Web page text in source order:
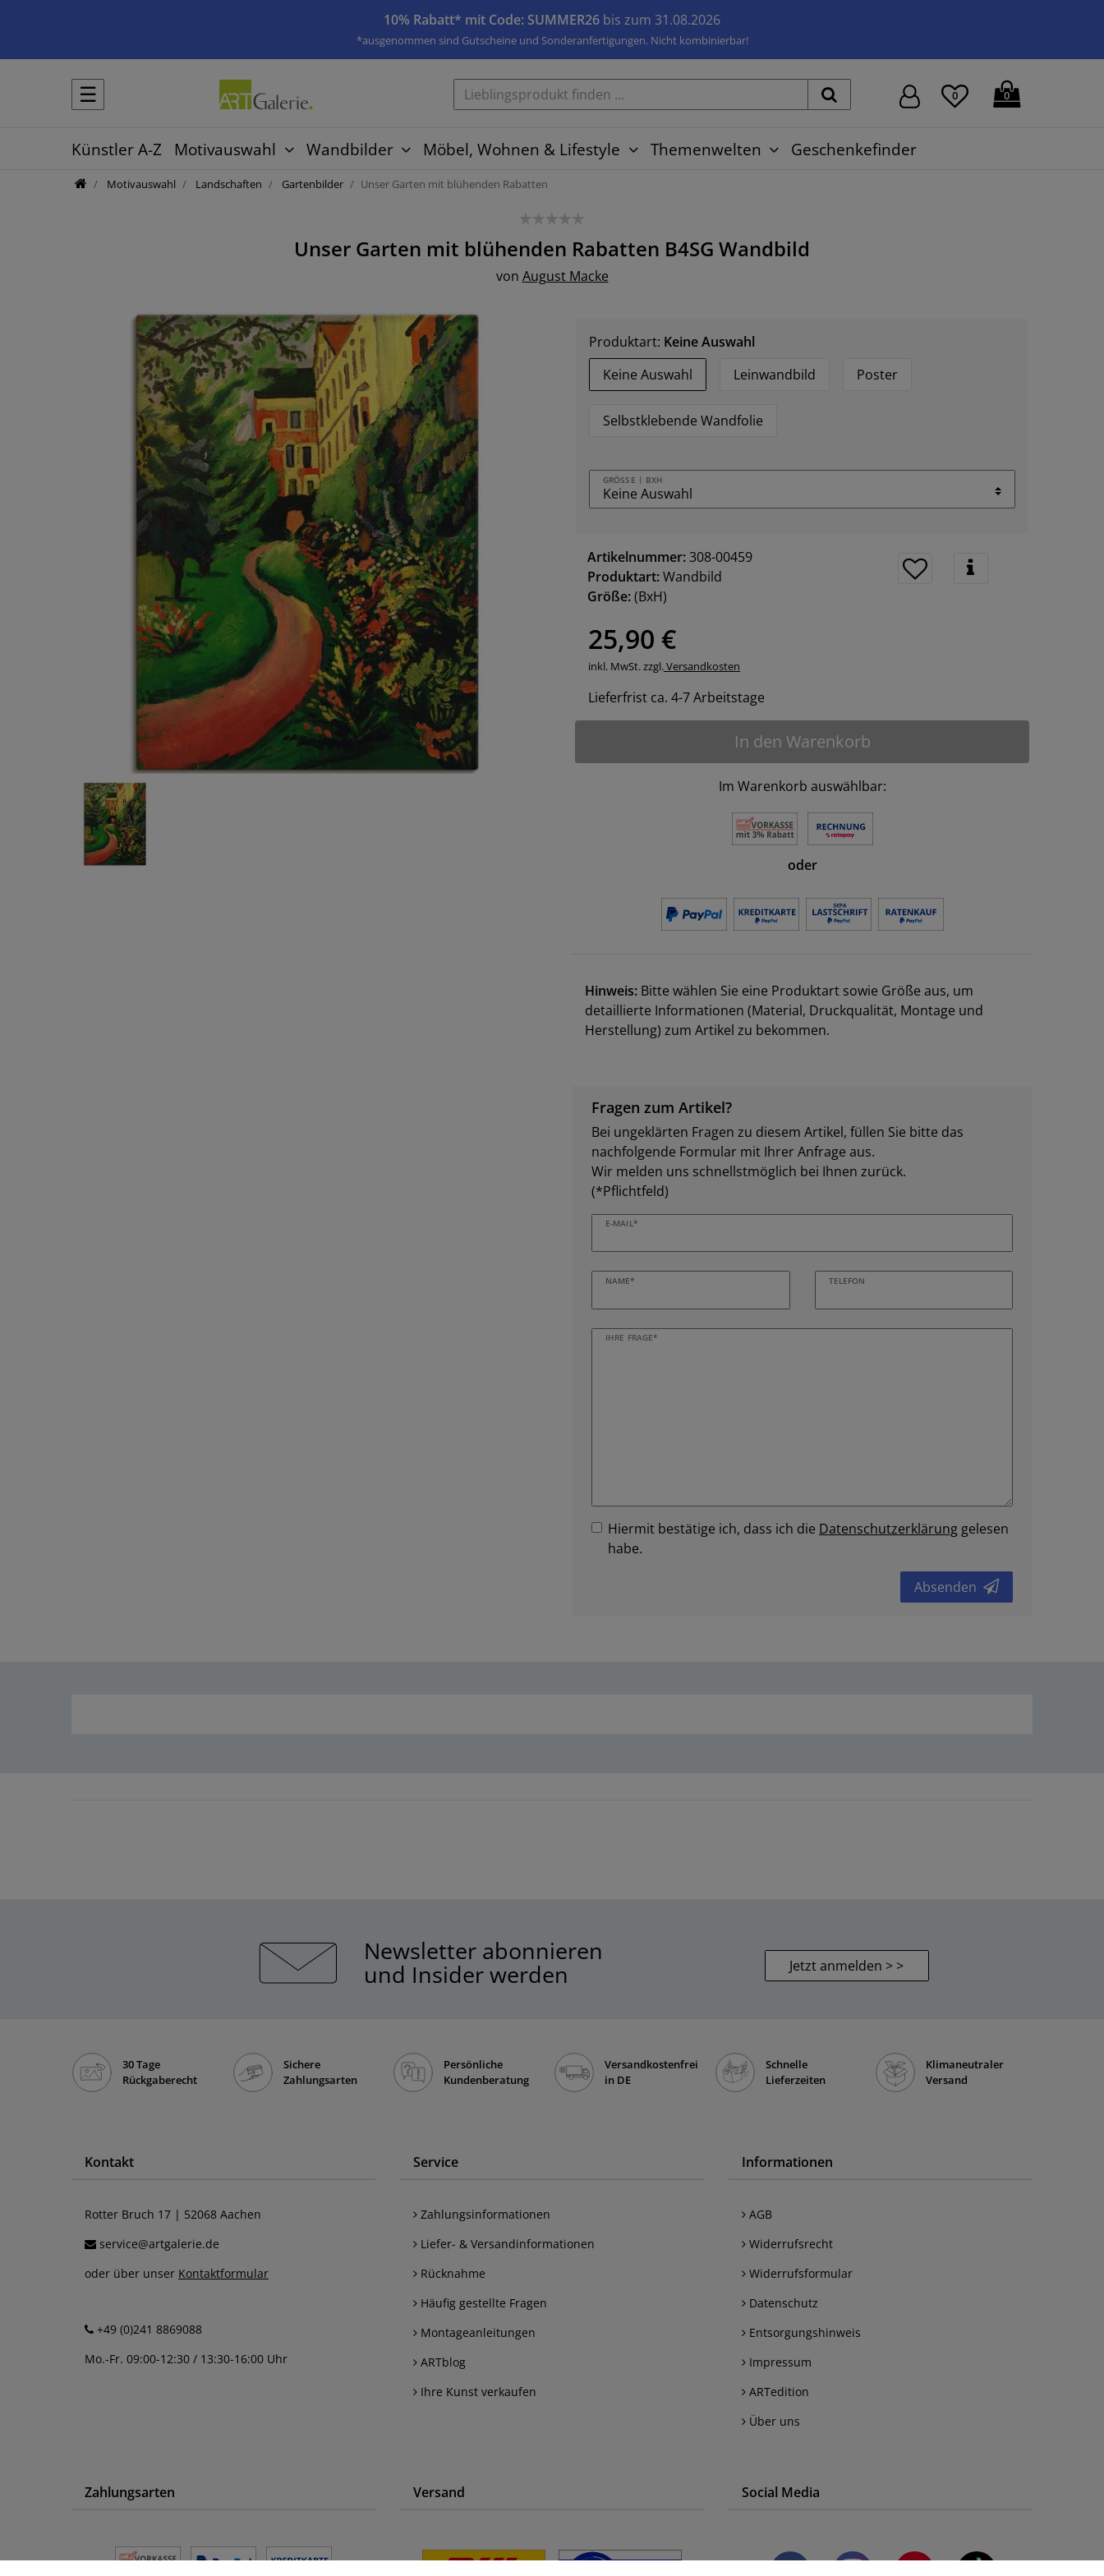
10% Rabatt* mit Code: SUMMER26 bis zum 31.08.2026
*ausgenommen sind Gutscheine und Sonderanfertigungen. Nicht kombinierbar!
☰ 0 0
Künstler A-Z Motivauswahl Wandbilder Möbel, Wohnen & Lifestyle Themenwelten Geschenkefinder
Motivauswahl Landschaften Gartenbilder Unser Garten mit blühenden Rabatten
Unser Garten mit blühenden Rabatten B4SG Wandbild
von August Macke
Produktart: Keine Auswahl
Keine Auswahl
Leinwandbild Poster
Selbstklebende Wandfolie
GRÖSSE | BXH
Artikelnummer:308-00459
Produktart:Wandbild
Größe:(BxH)
25,90 €
inkl. MwSt. zzgl. Versandkosten
Lieferfrist ca. 4-7 Arbeitstage
In den Warenkorb
Im Warenkorb auswählbar:
oder
Hinweis: Bitte wählen Sie eine Produktart sowie Größe aus, um
detaillierte Informationen (Material, Druckqualität, Montage und
Herstellung) zum Artikel zu bekommen.
Fragen zum Artikel?
Bei ungeklärten Fragen zu diesem Artikel, füllen Sie bitte das
nachfolgende Formular mit Ihrer Anfrage aus.
Wir melden uns schnellstmöglich bei Ihnen zurück.
(*Pflichtfeld)
E-MAIL*
NAME* TELEFON
IHRE FRAGE*
Hiermit bestätige ich, dass ich die Daten­schutz­erklärung gelesen
habe.
Absenden
Newsletter abonnieren
und Insider werden Jetzt anmelden > >
30 Tage
Rückgaberecht
Sichere
Zahlungsarten
Persönliche
Kundenberatung
Versandkostenfrei
in DE
Schnelle
Lieferzeiten
Klimaneutraler
Versand
Kontakt
Rotter Bruch 17 | 52068 Aachen
service@artgalerie.de
oder über unser Kontaktformular
+49 (0)241 8869088
Mo.-Fr. 09:00-12:30 / 13:30-16:00 Uhr
Service
Zahlungsinformationen
Liefer- & Versandinformationen
Rücknahme
Häufig gestellte Fragen
Montageanleitungen
ARTblog
Ihre Kunst verkaufen
Informationen
AGB
Widerrufsrecht
Widerrufsformular
Datenschutz
Entsorgungshinweis
Impressum
ARTedition
Über uns
Zahlungsarten Versand Social Media